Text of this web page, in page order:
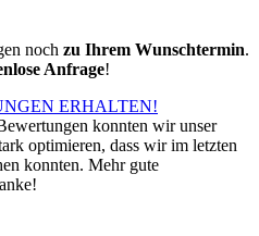
noch zu Ihrem Wunschtermin.
Anfrage!
ERHALTEN!
konnten wir unser
optimieren, dass wir im letzten
konnten. Mehr gute